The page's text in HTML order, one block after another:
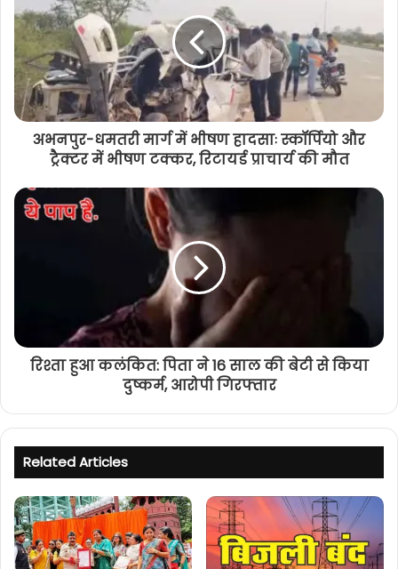
हजार करोड़
अभनपुर-धमतरी मार्ग में भीषण हादसाः स्कॉर्पियो और
ट्रैक्टर में भीषण टक्कर, रिटायर्ड प्राचार्य की मौत
रिश्ता हुआ कलंकित: पिता ने 16 साल की बेटी से किया
दुष्कर्म, आरोपी गिरफ्तार
Related Articles